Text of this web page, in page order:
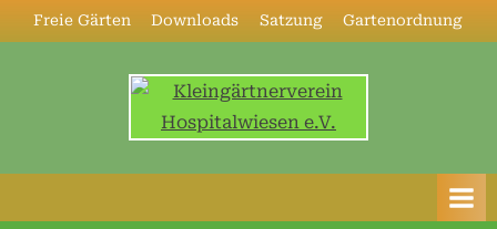
Skip
to
Freie Gärten Downloads Satzung Gartenordnung
e